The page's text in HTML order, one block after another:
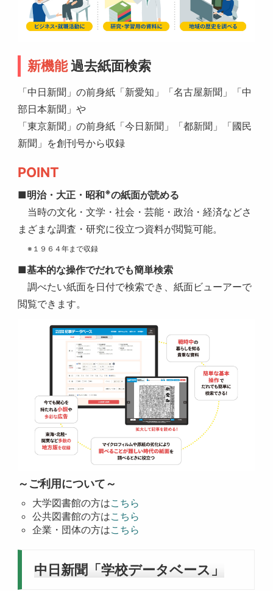
新機能過去紙面検索
「中日新聞」の前身紙「新愛知」「名古屋新聞」「中
部日本新聞」や
「東京新聞」の前身紙「今日新聞」「都新聞」「國民
新聞」を創刊号から収録
POINT
■明治・大正・昭和※の紙面が読める
当時の文化・文学・社会・芸能・政治・経済などさ
まざまな調査・研究に役立つ資料が閲覧可能。
※１９６４年まで収録
■基本的な操作でだれでも簡単検索
調べたい紙面を日付で検索でき、紙面ビューアーで
閲覧できます。
～ご利用について～
大学図書館の方はこちら
公共図書館の方はこちら
企業・団体の方はこちら
中日新聞「学校データベース」